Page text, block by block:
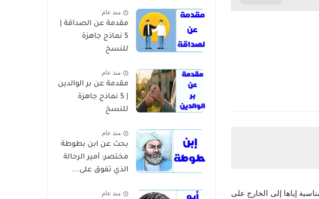
منذ عام
مقدمة عن الصداقة |
5 نماذج جاهزة
للنسخ
منذ عام
مقدمة عن بر الوالدين
| 5 نماذج جاهزة
للنسخ
منذ عام
بحث عن ابن بطوطة
مختصر: أمير الرحالة
الذي تفوق على...
منذ عام